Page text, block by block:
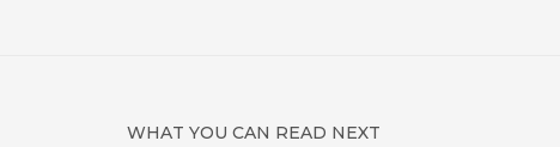
WHAT YOU CAN READ NEXT